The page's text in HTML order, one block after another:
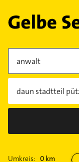
Umkreis: 0 km